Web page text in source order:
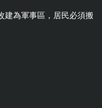
建為軍事區，居民必須搬